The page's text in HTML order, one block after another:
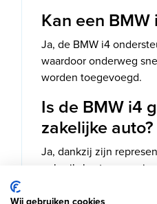
Kan een
Ja, de BMW i4
waardoor onderweg
worden toegevoegd.
Is de BMW i4
zakelijke auto?
Ja, dankzij zijn
gebruikskosten en
Wij gebruiken cookies